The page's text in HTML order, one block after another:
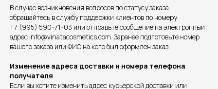
В случае возникновения вопросов по статусу заказа
обращайтесь в службу поддержки клиентов по номеру:
+7 (995) 590-71-03 или отправьте сообщение на электронный
адрес info@vinatacosmetics.com. Заранее подготовьте номер
вашего заказа или ФИО на кого был оформлен заказ.
Изменение адреса доставки и номера телефона
получателя
Если вы хотите изменить адрес курьерской доставки или